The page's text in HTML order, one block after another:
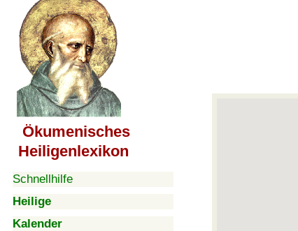
Ökumenisches
Heiligenlexikon
Schnellhilfe
Heilige
Kalender